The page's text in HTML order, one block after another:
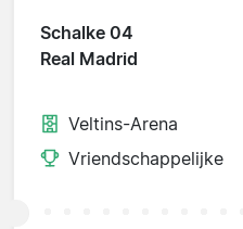
Schalke 04
Real Madrid
Veltins-Arena
Vriendschappelijke